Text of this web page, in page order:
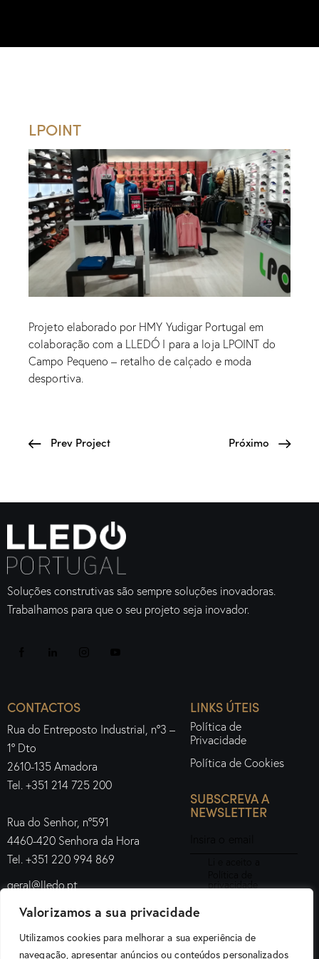
Valorizamos a sua privacidade
Utilizamos cookies para melhorar a sua experiência de
navegação, apresentar anúncios ou conteúdos personalizados
LPOINT
Projeto elaborado por HMY Yudigar Portugal em
colaboração com a LLEDÓ I para a loja LPOINT do
Campo Pequeno – retalho de calçado e moda
desportiva.
Prev Project Próximo
Soluções construtivas são sempre soluções inovadoras.
Trabalhamos para que o seu projeto seja inovador.
CONTACTOS
Rua do Entreposto Industrial, nº3 –
1º Dto
2610-135 Amadora
Tel. +351 214 725 200
Rua do Senhor, nº591
4460-420 Senhora da Hora
Tel. +351 220 994 869
geral@lledo.pt
LINKS ÚTEIS
Política de
Privacidade
Política de Cookies
SUBSCREVA A
NEWSLETTER
privacidade